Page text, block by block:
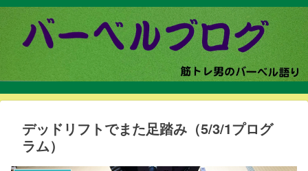
デッドリフトでまた足踏み（5/3/1プログ
ラム）